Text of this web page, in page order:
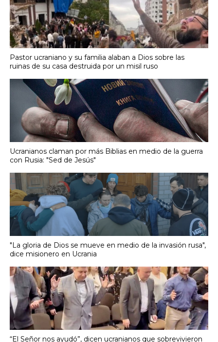
Pastor ucraniano y su familia alaban a Dios sobre las
ruinas de su casa destruida por un misil ruso
Ucranianos claman por más Biblias en medio de la guerra
con Rusia: "Sed de Jesús"
"La gloria de Dios se mueve en medio de la invasión rusa",
dice misionero en Ucrania
“El Señor nos ayudó”, dicen ucranianos que sobrevivieron